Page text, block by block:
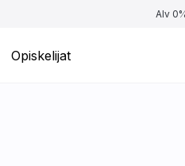
Alv
Opiskelijat